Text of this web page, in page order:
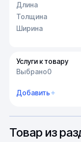
Длина
Толщина
Ширина
Услуги к товару
Выбрано0
Добавить
Товар из